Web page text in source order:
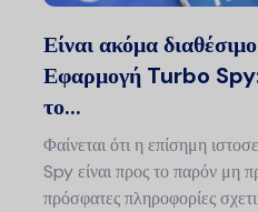
Είναι ακόμα
Εφαρμογή Turbo
το...
Φαίνεται ότι η επίσημη
Spy είναι προς το παρόν μη
πρόσφατες πληροφορίες